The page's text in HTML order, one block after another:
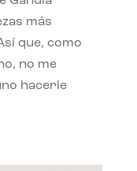
más
que, como
no me
hacerle